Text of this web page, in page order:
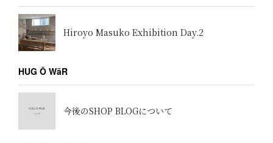
Hiroyo Masuko Exhibition Day.2
HUG Ō WäR
今後のSHOP BLOGについて